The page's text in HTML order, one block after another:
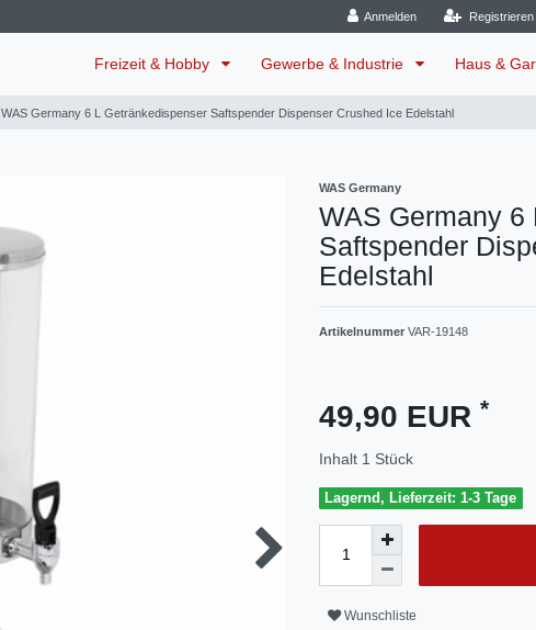
Anmelden Registrieren
Freizeit & Hobby Gewerbe & Industrie Haus &
WAS Germany 6 L Getränkedispenser Saftspender Dispenser Crushed Ice Edelstahl
WAS Germany
WAS Germany 6
Saftspender
Edelstahl
Artikelnummer VAR-19148
49,90 EUR *
Inhalt 1 Stück
Lagernd, Lieferzeit: 1-3 Tage
Wunschliste